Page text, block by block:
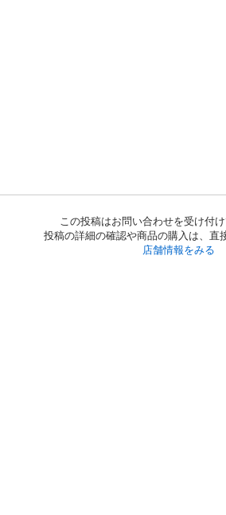
この投稿はお問い合わせを受け付け
投稿の詳細の確認や商品の購入は、直
店舗情報をみる